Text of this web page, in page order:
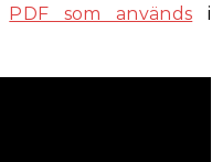
PDF som används i